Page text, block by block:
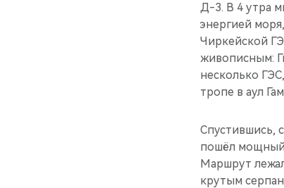
Д-3. В 4 утра
энергией
Чиркейской
живописным:
несколько
тропе в аул
Спустившись,
пошёл мощный
Маршрут
крутым